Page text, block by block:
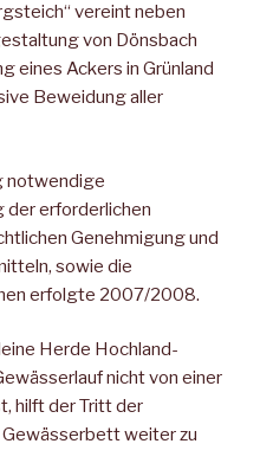
vereint neben
von Dönsbach
eines Ackers in Grünland
Beweidung aller
notwendige
der erforderlichen
Genehmigung und
sowie die
erfolgte 2007/2008.
Herde Hochland-
nicht von einer
hilft der Tritt der
weiter zu